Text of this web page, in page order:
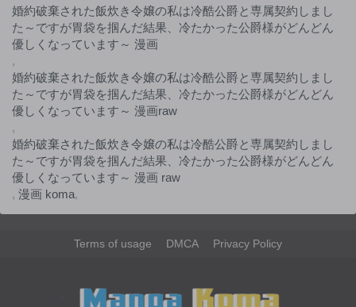
婚約破棄された飯炊き令嬢の私は冷酷公爵と専属契約しまし
た～ですが胃袋を掴んだ結果、冷たかった公爵様がどんどん
優しくなっています～ 漫画
,
婚約破棄された飯炊き令嬢の私は冷酷公爵と専属契約しまし
た～ですが胃袋を掴んだ結果、冷たかった公爵様がどんどん
優しくなっています～ 漫画raw
,
婚約破棄された飯炊き令嬢の私は冷酷公爵と専属契約しまし
た～ですが胃袋を掴んだ結果、冷たかった公爵様がどんどん
優しくなっています～ 漫画 raw
, 漫画 koma,
Terms of usage DMCA Privacy Policy